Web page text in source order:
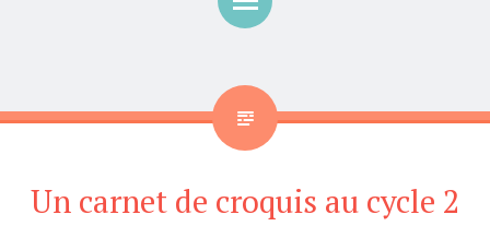
Un carnet de croquis au cycle 2